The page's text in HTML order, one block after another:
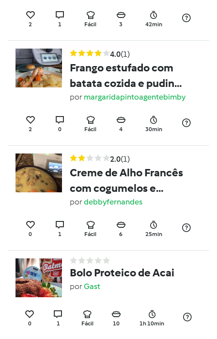
2 1 Fácil 3 42min
4.0(1)
Frango estufado com
batata cozida e pudins
flan
por margaridapintoagentebimby
2 0 Fácil 4 30min
2.0(1)
Creme de Alho Francês
com cogumelos e
cenoura
pordebbyfernandes
0 1 Fácil 6 25min
Bolo Proteico de Acai
porGast
0 1 Fácil 10 1h 10min